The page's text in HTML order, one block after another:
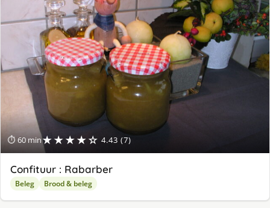
⏱ 60 min★★★★☆ 4.43 (7)
Confituur : Rabarber
Beleg Brood & beleg